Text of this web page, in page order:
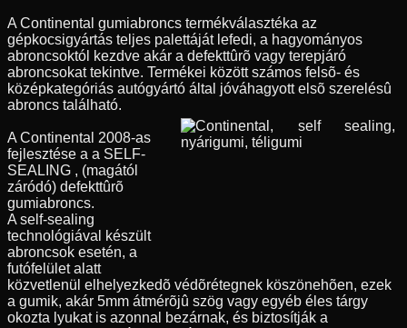
A Continental gumiabroncs termékválasztéka az
gépkocsigyártás teljes palettáját lefedi, a hagyományos
abroncsoktól kezdve akár a defekttûrõ vagy terepjáró
abroncsokat tekintve. Termékei között számos felsõ- és
középkategóriás autógyártó által jóváhagyott elsõ szerelésû
abroncs található.
A Continental 2008-as
fejlesztése a a SELF-
SEALING , (magától
záródó) defekttûrõ
gumiabroncs.
A self-sealing
technológiával készült
abroncsok esetén, a
futófelület alatt
közvetlenül elhelyezkedõ védõrétegnek köszönehõen, ezek
a gumik, akár 5mm átmérõjû szög vagy egyéb éles tárgy
okozta lyukat is azonnal bezárnak, és biztosítják a